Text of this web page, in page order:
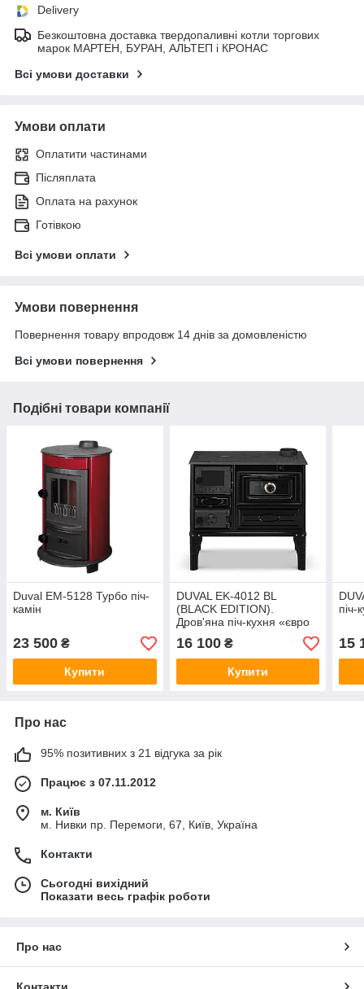
Delivery
Безкоштовна доставка твердопаливні котли торгових
марок МАРТЕН, БУРАН, АЛЬТЕП і КРОНАС
Всі умови доставки
Умови оплати
Оплатити частинами
Післяплата
Оплата на рахунок
Готівкою
Всі умови оплати
Умови повернення
Повернення товару впродовж 14 днів за домовленістю
Всі умови повернення
Подібні товари компанії
Duval EM-5128 Турбо піч-
камін
23 500 ₴
Купити
DUVAL EK-4012 BL
(BLACK EDITION).
Дров'яна піч-кухня «євро
буржуйка» з духовкою
16 100₴
Купити
піч-
15
Про нас
95% позитивних з 21 відгука за рік
Працює з 07.11.2012
м. Київ
м. Нивки пр. Перемоги, 67, Київ, Україна
Контакти
Сьогодні вихідний
Показати весь графік роботи
Про нас